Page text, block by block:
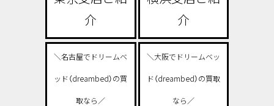
介
介
＼名古屋でドリームベ
ッド（dreambed）の買
取なら／
＼大阪でドリームベッ
ド（dreambed）の買取
なら／